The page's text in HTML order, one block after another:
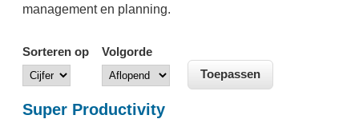
management en planning.
Sorteren op Volgorde
Super Productivity